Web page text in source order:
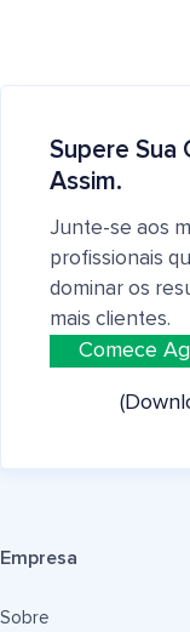
Supere Sua
Assim.
Junte-se aos
profissionais
dominar os
mais clientes.
Comece
Empresa
Sobre